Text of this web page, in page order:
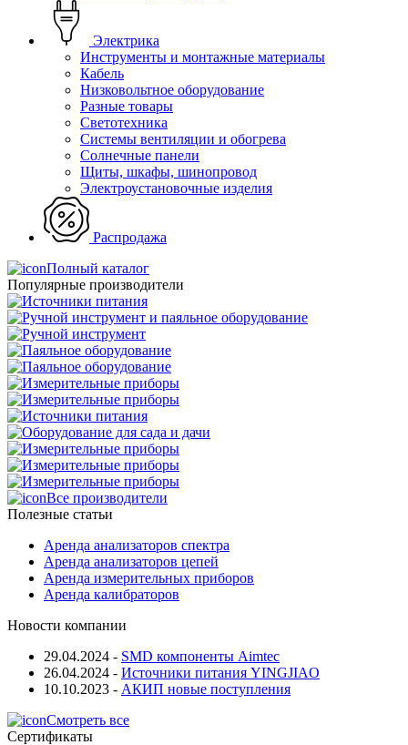
Электрика
Инструменты и монтажные материалы
Кабель
Низковольтное оборудование
Разные товары
Светотехника
Системы вентиляции и обогрева
Солнечные панели
Щиты, шкафы, шинопровод
Электроустановочные изделия
Распродажа
Полный каталог
Популярные производители
Все производители
Полезные статьи
Аренда анализаторов спектра
Аренда анализаторов цепей
Аренда измерительных приборов
Аренда калибраторов
Новости компании
29.04.2024 - SMD компоненты Aimtec
26.04.2024 - Источники питания YINGJIAO
10.10.2023 - АКИП новые поступления
Смотреть все
Сертификаты